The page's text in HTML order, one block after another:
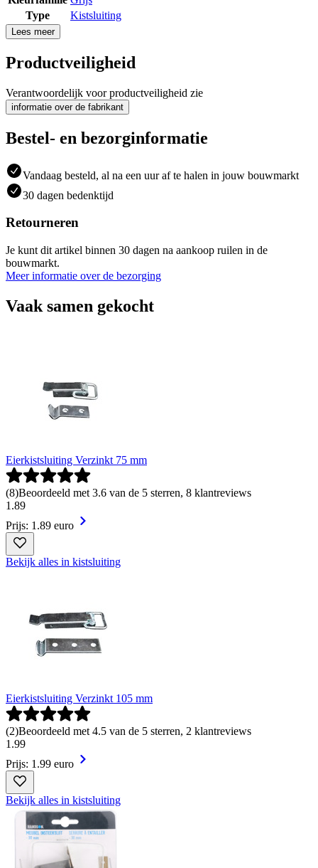
Type
Kistsluiting
Lees meer
Productveiligheid
Verantwoordelijk voor productveiligheid zie
informatie over de fabrikant
Bestel- en bezorginformatie
Vandaag besteld, al na een uur af te halen in jouw bouwmarkt
30 dagen bedenktijd
Retourneren
Je kunt dit artikel binnen 30 dagen na aankoop ruilen in de
bouwmarkt.
Meer informatie over de bezorging
Vaak samen gekocht
Eierkistsluiting Verzinkt 75 mm
(8)Beoordeeld met 3.6 van de 5 sterren, 8 klantreviews
1 .89
Prijs: 1.89 euro
Bekijk alles in kistsluiting
Eierkistsluiting Verzinkt 105 mm
(2)Beoordeeld met 4.5 van de 5 sterren, 2 klantreviews
1 .99
Prijs: 1.99 euro
Bekijk alles in kistsluiting